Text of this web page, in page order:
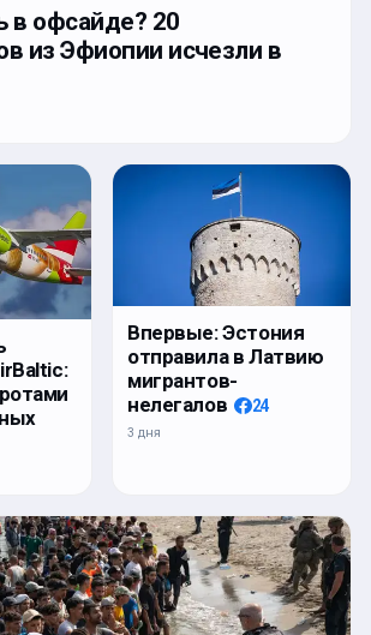
в офсайде? 20
из Эфиопии исчезли в
Впервые: Эстония
отправила в Латвию
мигрантов-
нелегалов
24
3 дня